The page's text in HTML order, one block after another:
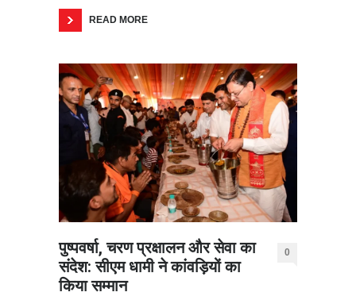
READ MORE
पुष्पवर्षा, चरण प्रक्षालन और सेवा का
संदेश: सीएम धामी ने कांवड़ियों का
किया सम्मान
0